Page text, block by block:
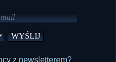
z newsletterem?